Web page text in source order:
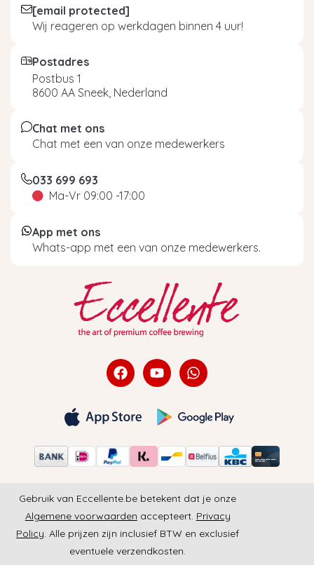
[email protected]
Wij reageren op werkdagen binnen 4 uur!
Postadres
Postbus 1
8600 AA Sneek, Nederland
Chat met ons
Chat met een van onze medewerkers
033 699 693
Ma-Vr 09:00 -17:00
App met ons
Whats-app met een van onze medewerkers.
Gebruik van Eccellente.be betekent dat je onze
Algemene voorwaarden accepteert. Privacy
Policy. Alle prijzen zijn inclusief BTW en exclusief
eventuele verzendkosten.